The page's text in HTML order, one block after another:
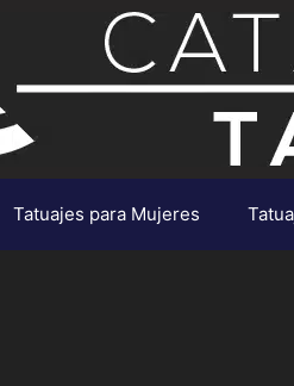
Tatuajes para Mujeres